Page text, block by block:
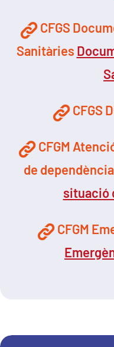
CFGS
Sanitàries
CFGS
CFGM
de dependència
situació
CFGM